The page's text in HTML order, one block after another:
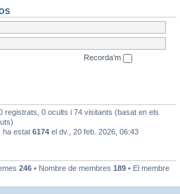
Recorda’m
registrats, 0 ocults i 74 visitants (basat en els
ha estat 6174 el dv., 20 feb. 2026, 06:43
246 • Nombre de membres 189 • El membre